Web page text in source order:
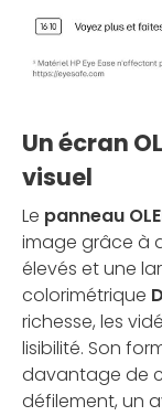
Un écran
visuel
Le panneau
image grâce à
élevés et une
colorimétrique
richesse, les
lisibilité. Son
davantage de
défilement, un